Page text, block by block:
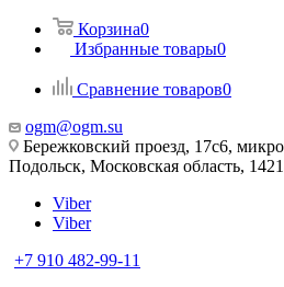
Корзина0
Избранные товары0
Сравнение товаров0
ogm@ogm.su
Бережковский проезд, 17с6,
Подольск, Московская область,
Viber
Viber
+7 910 482-99-11